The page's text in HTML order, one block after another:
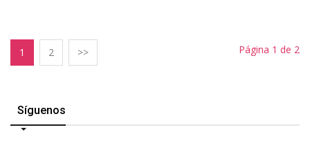
1 2 >> Página 1 de 2
Síguenos